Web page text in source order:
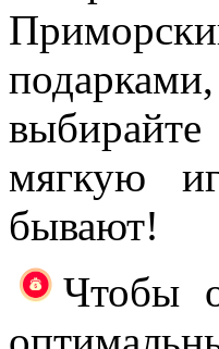
мягкую
бывают!
Чтобы